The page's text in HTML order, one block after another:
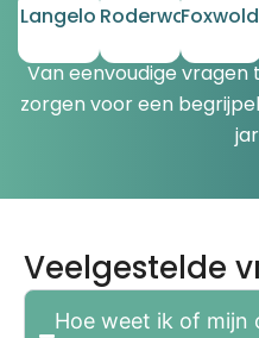
Langelo Roderwolde
Van eenvoudige
zorgen voor een
Veelgestelde
Hoe weet ik of mijn